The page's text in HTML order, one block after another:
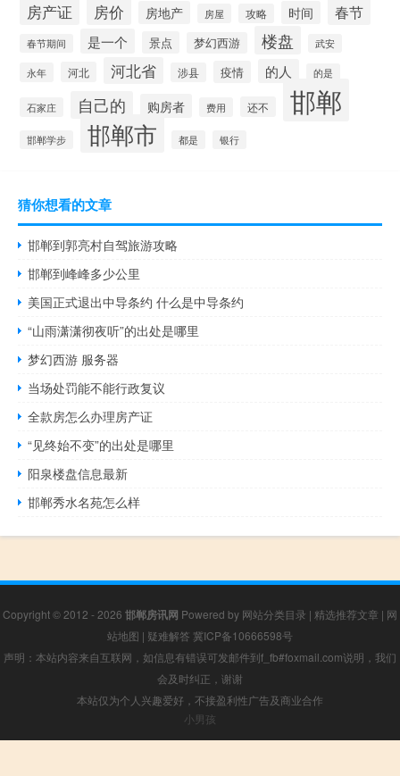
房产证 房价 房地产 房屋 攻略 时间 春节
春节期间 是一个 景点 梦幻西游 楼盘 武安
永年 河北 河北省 涉县 疫情 的人 的是
石家庄 自己的 购房者 费用 还不 邯郸
邯郸学步 邯郸市 都是 银行
猜你想看的文章
邯郸到郭亮村自驾旅游攻略
邯郸到峰峰多少公里
美国正式退出中导条约 什么是中导条约
“山雨潇潇彻夜听”的出处是哪里
梦幻西游 服务器
当场处罚能不能行政复议
全款房怎么办理房产证
“见终始不变”的出处是哪里
阳泉楼盘信息最新
邯郸秀水名苑怎么样
Copyright © 2012 - 2026 邯郸房讯网 Powered by 网站分类目录 | 精选推荐文章 | 网
站地图 | 疑难解答 冀ICP备10666598号
声明：本站内容来自互联网，如信息有错误可发邮件到f_fb#foxmail.com说明，我们
会及时纠正，谢谢
本站仅为个人兴趣爱好，不接盈利性广告及商业合作
小男孩